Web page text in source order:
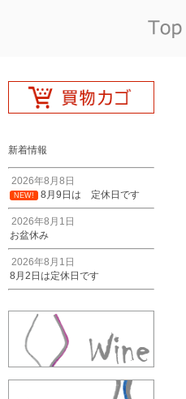
新着情報
2026年8月8日
NEW! 8月9日は 定休日です
2026年8月1日
お盆休み
2026年8月1日
8月2日は定休日です